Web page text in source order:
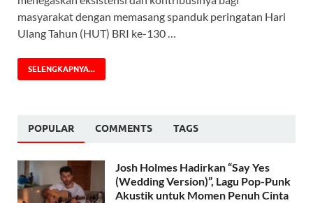
masyarakat dengan memasang spanduk peringatan Hari
Ulang Tahun (HUT) BRI ke-130 …
SELENGKAPNYA...
POPULAR COMMENTS TAGS
Josh Holmes Hadirkan “Say Yes
(Wedding Version)”, Lagu Pop-Punk
Akustik untuk Momen Penuh Cinta